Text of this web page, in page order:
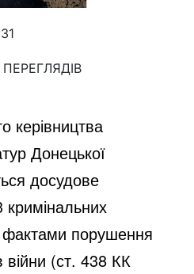
керівництва
Донецької
досудове
кримінальних
порушення
війни (ст. 438 КК